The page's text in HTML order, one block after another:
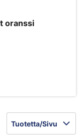
oranssi
Tuotetta/Sivu